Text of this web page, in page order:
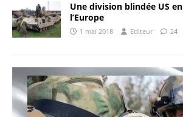
Une division blindée US
l’Europe
1 mai 2018 Editeur 24
Lecteur
vidéo